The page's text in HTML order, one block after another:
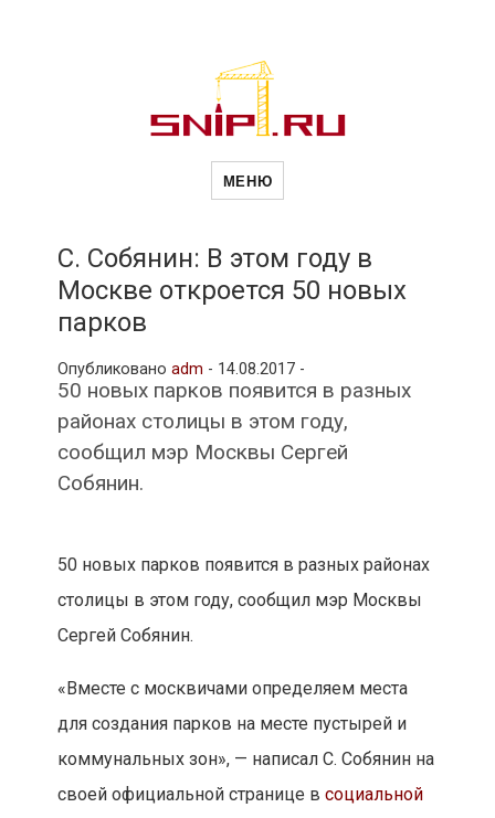
Новости
рубрики
МЕНЮ
С. Собянин: В этом году в
Москве откроется 50 новых
парков
Опубликовано adm - 14.08.2017 -
50 новых парков появится в разных
районах столицы в этом году,
сообщил мэр Москвы Сергей
Собянин.
50 новых парков появится в разных районах
столицы в этом году, сообщил мэр Москвы
Сергей Собянин.
«Вместе с москвичами определяем места
для создания парков на месте пустырей и
коммунальных зон», — написал С. Собянин на
своей официальной странице в социальной